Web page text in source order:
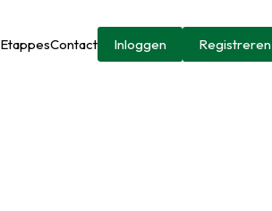
EtappesContact Inloggen Registreren